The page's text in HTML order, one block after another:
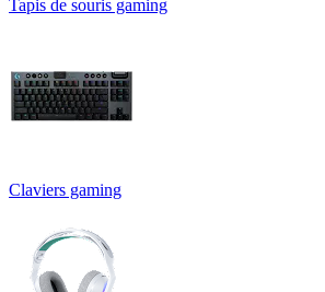
Tapis de souris gaming
Claviers gaming